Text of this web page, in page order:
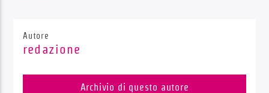
Autore
redazione
Archivio di questo autore